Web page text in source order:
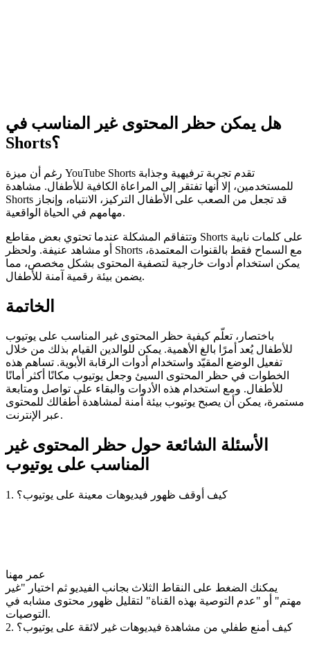
هل يمكن حظر المحتوى غير المناسب في
Shorts؟
رغم أن ميزة YouTube Shorts تقدم تجربة ترفيهية وجذابة
للمستخدمين، إلا أنها تفتقر إلى المراعاة الكافية للأطفال. مشاهدة
Shorts قد تجعل من الصعب على الأطفال التركيز، الانتباه، وإنجاز
مهامهم في الحياة الواقعية.
وتتفاقم المشكلة عندما تحتوي بعض مقاطع Shorts على كلمات نابية
أو مشاهد عنيفة. ولحظر Shorts مع السماح فقط بالقنوات المعتمدة،
يمكن استخدام أدوات خارجية لتصفية المحتوى بشكل مخصص، مما
يضمن بيئة رقمية آمنة للأطفال.
الخاتمة
باختصار، تعلّم كيفية حظر المحتوى غير المناسب على يوتيوب
للأطفال يُعد أمرًا بالغ الأهمية. يمكن للوالدين القيام بذلك من خلال
تفعيل الوضع المقيّد واستخدام أدوات الرقابة الأبوية. تساهم هذه
الخطوات في حظر المحتوى السيئ وجعل يوتيوب مكانًا أكثر أمانًا
للأطفال. ومع استخدام هذه الأدوات والبقاء على تواصل ومتابعة
مستمرة، يمكن أن يصبح يوتيوب بيئة آمنة لمشاهدة أطفالك للمحتوى
عبر الإنترنت.
الأسئلة الشائعة حول حظر المحتوى غير
المناسب على يوتيوب
1. كيف أوقف ظهور فيديوهات معينة على يوتيوب؟
عمر مهنا
يمكنك الضغط على النقاط الثلاث بجانب الفيديو ثم اختيار "غير
مهتم" أو "عدم التوصية بهذه القناة" لتقليل ظهور محتوى مشابه في
التوصيات.
2. كيف أمنع طفلي من مشاهدة فيديوهات غير لائقة على يوتيوب؟